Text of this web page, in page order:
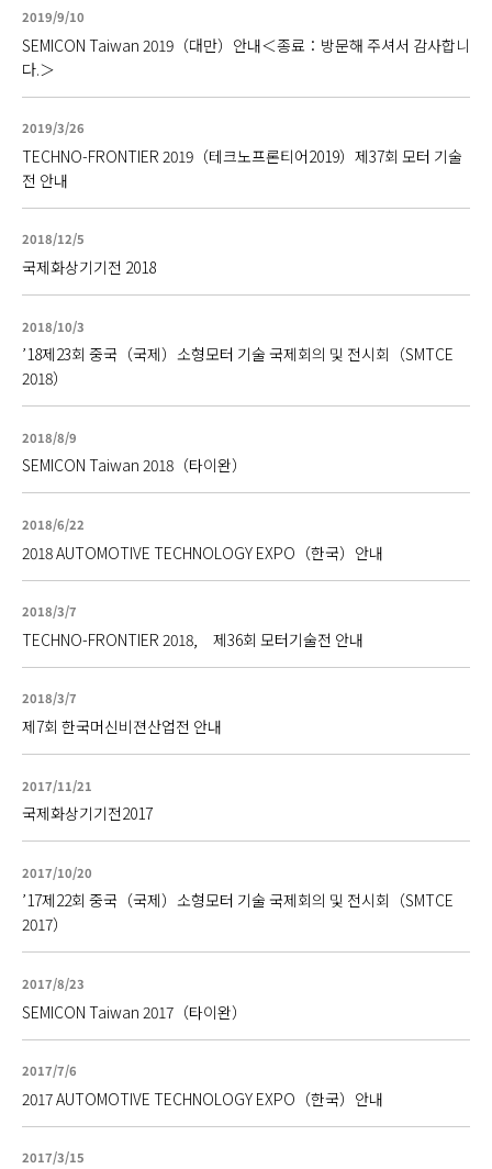
2019/9/10
SEMICON Taiwan 2019（대만）안내＜종료：방문해 주셔서 감사합니
다.＞
2019/3/26
TECHNO-FRONTIER 2019（테크노프론티어2019）제37회 모터 기술
전 안내
2018/12/5
국제화상기기전 2018
2018/10/3
’18제23회 중국（국제）소형모터 기술 국제회의 및 전시회（SMTCE
2018）
2018/8/9
SEMICON Taiwan 2018（타이완）
2018/6/22
2018 AUTOMOTIVE TECHNOLOGY EXPO（한국）안내
2018/3/7
TECHNO-FRONTIER 2018, 제36회 모터기술전 안내
2018/3/7
제7회 한국머신비젼산업전 안내
2017/11/21
국제화상기기전2017
2017/10/20
’17제22회 중국（국제）소형모터 기술 국제회의 및 전시회（SMTCE
2017）
2017/8/23
SEMICON Taiwan 2017（타이완）
2017/7/6
2017 AUTOMOTIVE TECHNOLOGY EXPO（한국）안내
2017/3/15